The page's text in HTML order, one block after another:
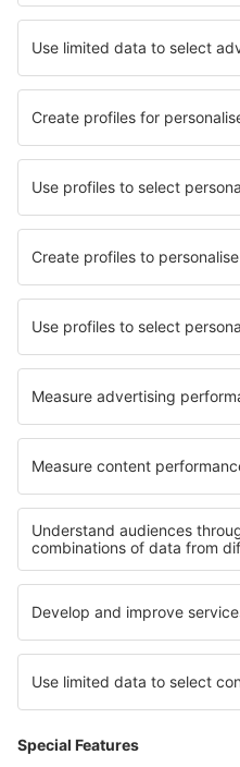
Hoteluri în Ostseebad Wustrow
Hoteluri în Neustadt in Holstein
Cele mai bune hoteluri - orașe
Hoteluri în Church Stretton
Hoteluri în Salaberry-de-
Hoteluri în Aparecida
Hoteluri în Radenci
Cele mai bune hoteluri -
Hoteluri in Renania-Palatinat
Hoteluri in Chiemsee
Hoteluri în Rugen
Hoteluri in East Puerto Rico